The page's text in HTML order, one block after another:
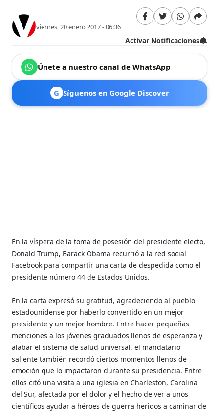
viernes, 20 enero 2017 - 06:36
Activar Notificaciones
Únete a nuestro canal de WhatsApp
G Síguenos en Google Discover
En la víspera de la toma de posesión del presidente electo,
Donald Trump, Barack Obama recurrió a la red social
Facebook para compartir una carta de despedida como el
presidente número 44 de Estados Unidos.
En la carta expresó su gratitud, agradeciendo al pueblo
estadounidense por haberlo convertido en un mejor
presidente y un mejor hombre. Entre hacer pequeñas
menciones a los jóvenes graduados llenos de esperanza y
alabar el sistema de salud universal, el mandatario
saliente también recordó ciertos momentos llenos de
emoción que lo impactaron durante su presidencia. Entre
ellos citó una visita a una iglesia en Charleston, Carolina
del Sur, afectada por el dolor y el hecho de ver a unos
científicos ayudar a héroes de guerra heridos a caminar de